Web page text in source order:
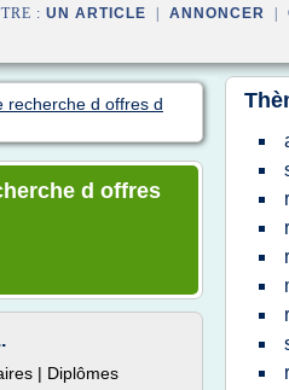
: UN ARTICLE ANNONCER
recherche d offres d
d offres
| Diplômes